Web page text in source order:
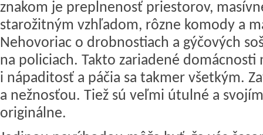
znakom je preplnenosť priestorov,
starožitným vzhľadom, rôzne komody a
Nehovoriac o drobnostiach a gýčových
na policiach. Takto zariadené domácnosti
i nápaditosť a páčia sa takmer všetkým.
a nežnosťou. Tiež sú veľmi útulné a
originálne.